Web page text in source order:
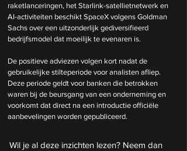
raketlanceringen, het Starlink-satellietnetwerk en
AI-activiteiten beschikt SpaceX volgens Goldman
Sachs over een uitzonderlijk gediversifieerd
bedrijfsmodel dat moeilijk te evenaren is.
De positieve adviezen volgen kort nadat de
gebruikelijke stilteperiode voor analisten afliep.
Deze periode geldt voor banken die betrokken
waren bij de beursgang van een onderneming en
voorkomt dat direct na een introductie officiële
aanbevelingen worden gepubliceerd.
Wil je al deze inzichten lezen? Neem dan